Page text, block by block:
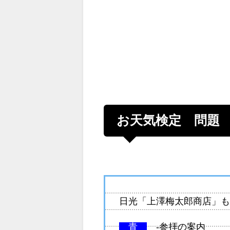
お天気検定 問題
日光「上澤梅太郎商店」
青
-参拝の案内